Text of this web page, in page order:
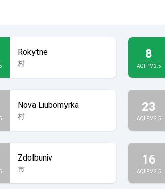
Rokytne
村
8
AQI PM2.5
Nova Liubomyrka
村
23
AQI PM2.5
Zdolbuniv
市
16
AQI PM2.5